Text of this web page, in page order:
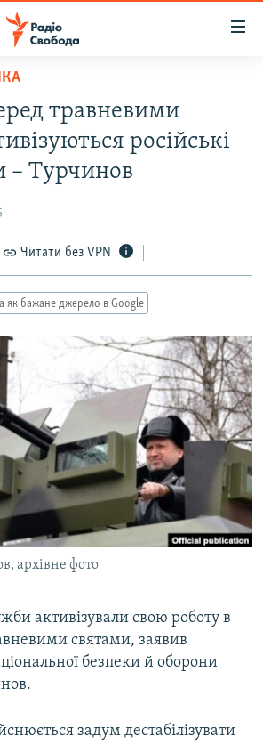
травневими
російські
– Турчинов
Читати без VPN
як бажане джерело в Google
архівне фото
активізували свою роботу в
святами, заявив
безпеки й оборони
задум дестабілізувати